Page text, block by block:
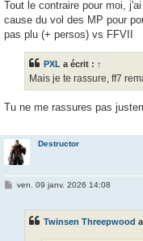
Tout le contraire pour moi,
cause du vol des MP pour
pas plu (+ persos) vs FFVII
PXL a écrit : ↑
Mais je te rassure, ff7
Tu ne me rassures pas
Destructor
Mven. 09 janv. 2026 14:08
Twinsen Threepwood